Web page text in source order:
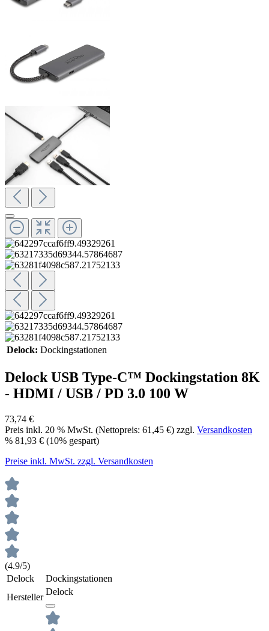
Delock: Dockingstationen
Delock USB Type-C™ Dockingstation 8K
- HDMI / USB / PD 3.0 100 W
73,74 €
Preis inkl. 20 % MwSt. (Nettopreis: 61,45 €) zzgl. Versandkosten
% 81,93 € (10% gespart)
Preise inkl. MwSt. zzgl. Versandkosten
(4.9/5)
Delock
Dockingstationen
Hersteller
Delock